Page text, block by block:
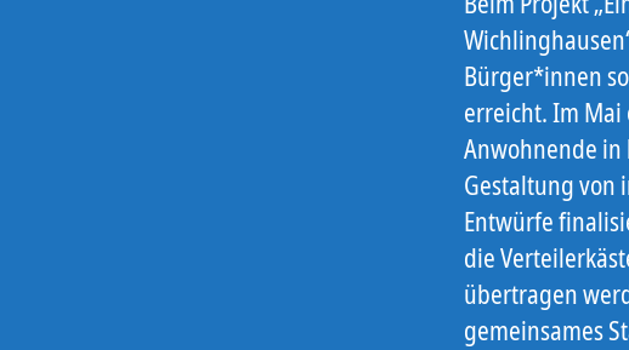
Bürger*innen
erreicht. Im
Anwohnende in
Gestaltung von
Entwürfe
die
übertragen
gemeinsames